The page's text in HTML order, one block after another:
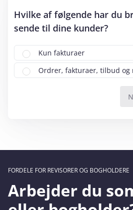
Hvilke af følgende har du
sende til dine kunder?
Kun fakturaer
Ordrer, fakturaer, tilbud og
FORDELE FOR REVISORER OG BOGHOLDERE
Arbejder du